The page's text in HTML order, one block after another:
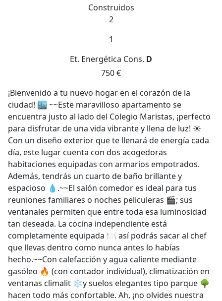
Construidos
2
1
Et. Energética Cons. D
750 €
¡Bienvenido a tu nuevo hogar en el corazón de la
ciudad! 🏙️ ~~Este maravilloso apartamento se
encuentra justo al lado del Colegio Maristas, ¡perfecto
para disfrutar de una vida vibrante y llena de luz! ☀️
Con un diseño exterior que te llenará de energía cada
día, este lugar cuenta con dos acogedoras
habitaciones equipadas con armarios empotrados.
Además, tendrás un cuarto de baño brillante y
espacioso 💧.~~El salón comedor es ideal para tus
reuniones familiares o noches peliculeras 🎬; sus
ventanales permiten que entre toda esa luminosidad
tan deseada. La cocina independiente está
completamente equipada 🍽️ así podrás sacar al chef
que llevas dentro como nunca antes lo habías
hecho.~~Con calefacción y agua caliente mediante
gasóleo 🔥 (con contador individual), climatización en
ventanas climalit ❄️y suelos elegantes tipo parque 🌳
hacen todo más confortable. Ah, ¡no olvides nuestra